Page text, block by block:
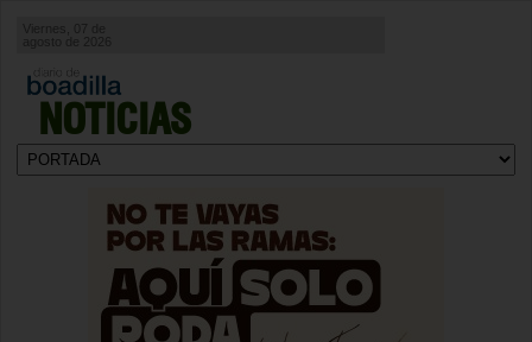
NOTICIAS
agosto de 2026